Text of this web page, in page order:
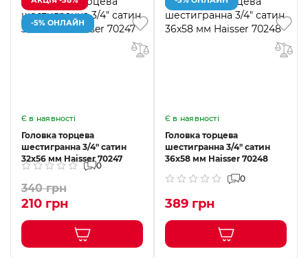
-5% ОНЛАЙН
Є в наявності
Головка торцева
шестигранна 3/4" сатин
32x56 мм Haisser 70247
0
340 грн
210 грн
Є в наявності
Головка торцева
шестигранна 3/4" сатин
36x58 мм Haisser 70248
0
389 грн